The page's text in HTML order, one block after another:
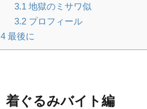
3.1 地獄のミサワ似
3.2プロフィール
4 最後に
着ぐるみバイト編